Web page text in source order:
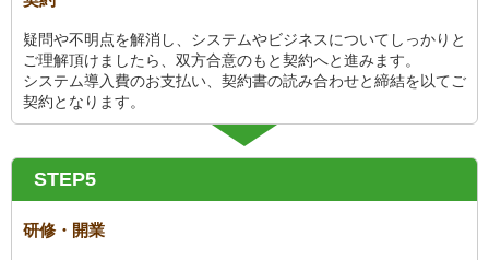
疑問や不明点を解消し、システムやビジネスについてしっかりと
ご理解頂けましたら、双方合意のもと契約へと進みます。
システム導入費のお支払い、契約書の読み合わせと締結を以てご
契約となります。
STEP5
研修・開業